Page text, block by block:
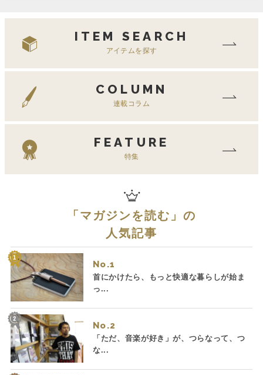
ITEM SEARCH
アイテムを探す
COLUMN
連載コラム
FEATURE
特集
「 マガジンを読む 」の
人気記事
No.
首にかけたら、もっと快適な暮らしが始ま
っ...
No.
「ただ、音楽が好き」が、つらなって、つ
な...